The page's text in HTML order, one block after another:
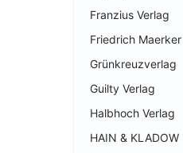
Franzius Verlag
Friedrich
Grünkreuzverlag
Guilty Verlag
Halbhoch Verlag
HAIN & KLADOW